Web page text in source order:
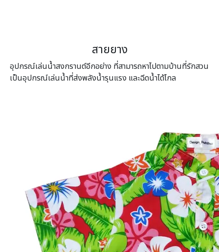
สายยาง
อุปกรณ์เล่นน้ำสงกรานต์อีกอย่าง ที่สามารถหาไปตามบ้านที่รักสวน
เป็นอุปกรณ์เล่นน้ำที่ส่งพลังน้ำรุนแรง และฉีดน้ำได้ไกล